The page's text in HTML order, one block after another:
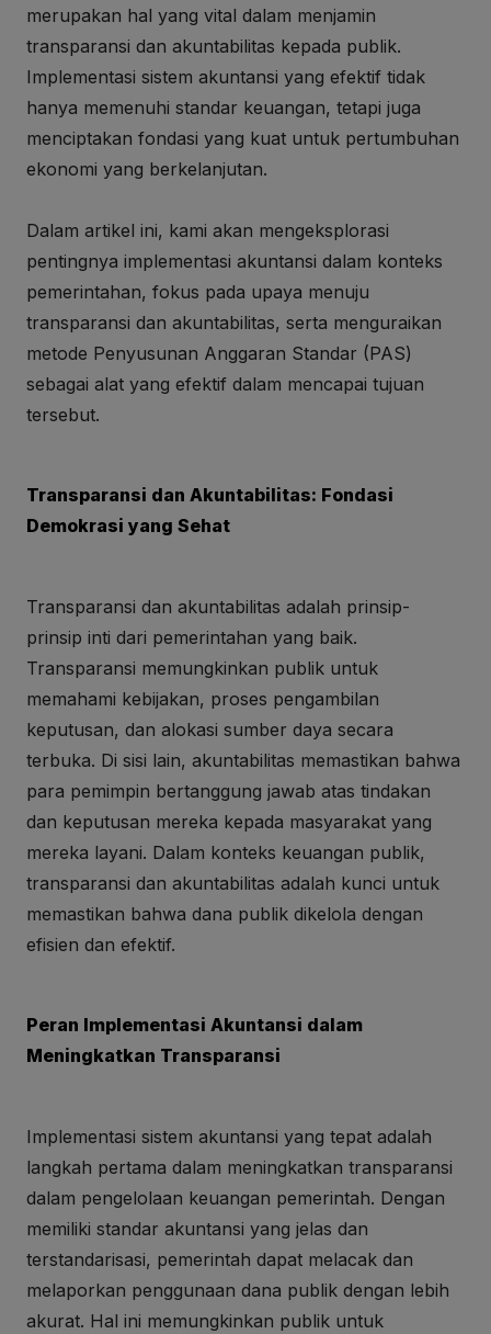
merupakan hal yang vital dalam menjamin
transparansi dan akuntabilitas kepada publik.
Implementasi sistem akuntansi yang efektif tidak
hanya memenuhi standar keuangan, tetapi juga
menciptakan fondasi yang kuat untuk pertumbuhan
ekonomi yang berkelanjutan.
Dalam artikel ini, kami akan mengeksplorasi
pentingnya implementasi akuntansi dalam konteks
pemerintahan, fokus pada upaya menuju
transparansi dan akuntabilitas, serta menguraikan
metode Penyusunan Anggaran Standar (PAS)
sebagai alat yang efektif dalam mencapai tujuan
tersebut.
Transparansi dan Akuntabilitas: Fondasi
Demokrasi yang Sehat
Transparansi dan akuntabilitas adalah prinsip-
prinsip inti dari pemerintahan yang baik.
Transparansi memungkinkan publik untuk
memahami kebijakan, proses pengambilan
keputusan, dan alokasi sumber daya secara
terbuka. Di sisi lain, akuntabilitas memastikan bahwa
para pemimpin bertanggung jawab atas tindakan
dan keputusan mereka kepada masyarakat yang
mereka layani. Dalam konteks keuangan publik,
transparansi dan akuntabilitas adalah kunci untuk
memastikan bahwa dana publik dikelola dengan
efisien dan efektif.
Peran Implementasi Akuntansi dalam
Meningkatkan Transparansi
Implementasi sistem akuntansi yang tepat adalah
langkah pertama dalam meningkatkan transparansi
dalam pengelolaan keuangan pemerintah. Dengan
memiliki standar akuntansi yang jelas dan
terstandarisasi, pemerintah dapat melacak dan
melaporkan penggunaan dana publik dengan lebih
akurat. Hal ini memungkinkan publik untuk